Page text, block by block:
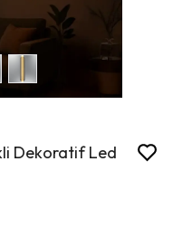
Dekoratif Led